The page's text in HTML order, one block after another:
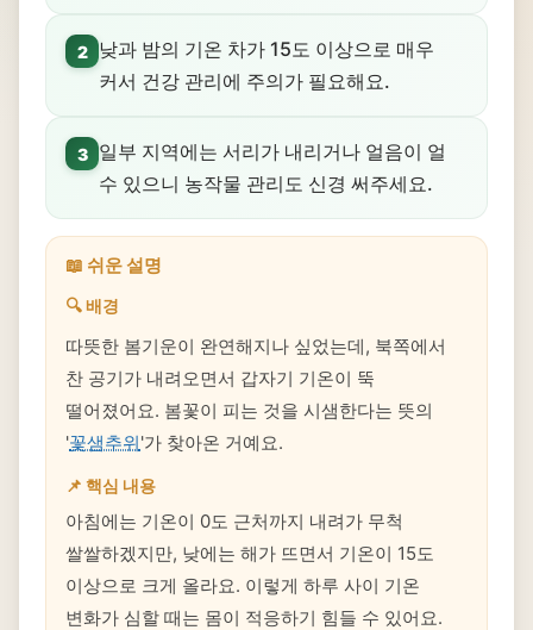
2
낮과 밤의 기온 차가 15도 이상으로 매우
커서 건강 관리에 주의가 필요해요.
3
일부 지역에는 서리가 내리거나 얼음이 얼
수 있으니 농작물 관리도 신경 써주세요.
📖 쉬운 설명
🔍 배경
따뜻한 봄기운이 완연해지나 싶었는데, 북쪽에서
찬 공기가 내려오면서 갑자기 기온이 뚝
떨어졌어요. 봄꽃이 피는 것을 시샘한다는 뜻의
'꽃샘추위'가 찾아온 거예요.
📌 핵심 내용
아침에는 기온이 0도 근처까지 내려가 무척
쌀쌀하겠지만, 낮에는 해가 뜨면서 기온이 15도
이상으로 크게 올라요. 이렇게 하루 사이 기온
변화가 심할 때는 몸이 적응하기 힘들 수 있어요.